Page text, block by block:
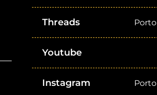
Threads Porto
Youtube
Instagram Porto